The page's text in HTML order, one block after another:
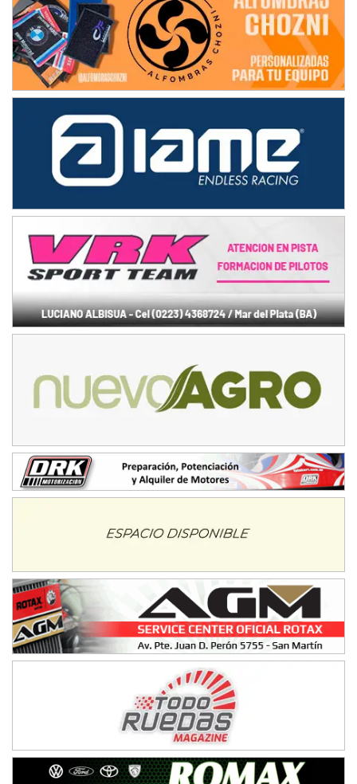
Humboldt (Santa Fe)
NORESTE SANTAFESINO - F6
Ciudad de Avellaneda (Asfalto)
Avellaneda (Santa Fe)
José Samuel Sánchez (Tierra)
Rufino (Santa Fe)
TUCUMANO - F5
Juan Navarro (Asfalto)